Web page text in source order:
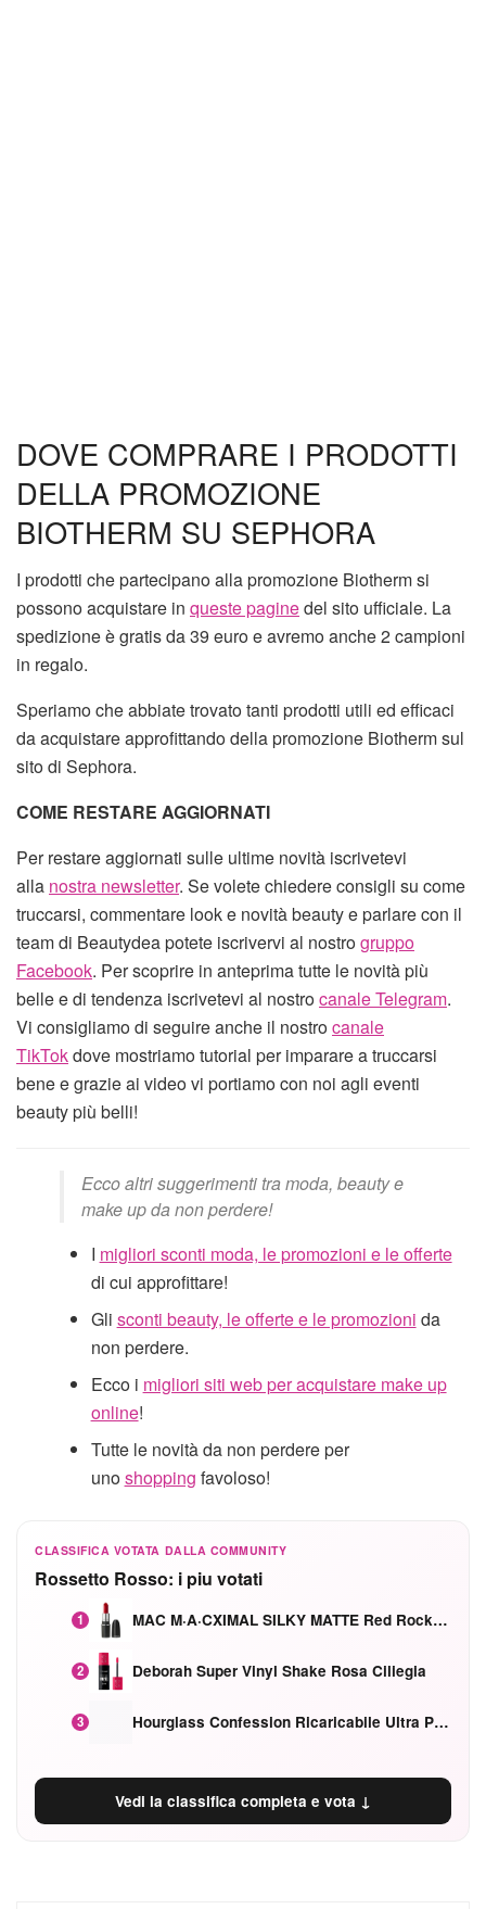
DOVE COMPRARE I PRODOTTI
DELLA PROMOZIONE
BIOTHERM SU SEPHORA
I prodotti che partecipano alla promozione Biotherm si
possono acquistare in queste paginedel sito ufficiale. La
spedizione è gratis da 39 euro e avremo anche 2 campioni
in regalo.
Speriamo che abbiate trovato tanti prodotti utili ed efficaci
da acquistare approfittando della promozione Biotherm sul
sito di Sephora.
COME RESTARE AGGIORNATI
Per restare aggiornati sulle ultime novità iscrivetevi
alla nostra newsletter. Se volete chiedere consigli su come
truccarsi, commentare look e novità beauty e parlare con il
team di Beautydea potete iscrivervi al nostrogruppo
Facebook. Per scoprire in anteprima tutte le novità più
belle e di tendenza iscrivetevi al nostrocanale Telegram.
Vi consigliamo di seguire anche il nostrocanale
TikTokdove mostriamo tutorial per imparare a truccarsi
bene e grazie ai video vi portiamo con noi agli eventi
beauty più belli!
Ecco altri suggerimenti tra moda, beauty e
make up da non perdere!
I migliori sconti moda, le promozioni e le offerte
di cui approfittare!
Gli sconti beauty, le offerte e le promozioni da
non perdere.
Ecco i migliori siti web per acquistare make up
online!
Tutte le novità da non perdere per
unoshopping favoloso!
CLASSIFICA VOTATA DALLA COMMUNITY
Rossetto Rosso: i piu votati
1 MAC M·A·CXIMAL SILKY MATTE Red Rock mat
2 Deborah Super Vinyl Shake Rosa Ciliegia
3 Hourglass Confession Ricaricabile Ultra Preciso Ad Alta Intensità Secretly Classic Red
Vedi la classifica completa e vota ↓